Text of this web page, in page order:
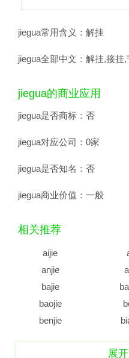
jiegua常用含义： 解挂
jiegua全部中文： 解挂,接挂,
jiegua的商业应用
jiegua是否商标： 否
jiegua对应公司： 0家
jiegua是否知名： 否
jiegua商业价值： 一般
相关推荐
aijie
anjie
bajie
baojie
benjie
展